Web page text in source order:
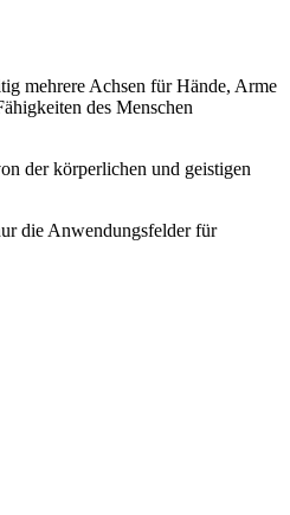
mehrere Achsen für Hände, Arme
des Menschen
der körperlichen und geistigen
die Anwendungsfelder für